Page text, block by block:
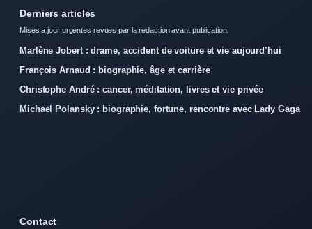
Derniers articles
Mises a jour urgentes revues par la redaction avant publication.
Marlène Jobert : drame, accident de voiture et vie aujourd’hui
François Arnaud : biographie, âge et carrière
Christophe André : cancer, méditation, livres et vie privée
Michael Polansky : biographie, fortune, rencontre avec Lady Gaga
Contact